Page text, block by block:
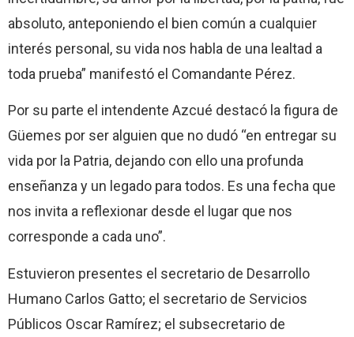
absoluto, anteponiendo el bien común a cualquier
interés personal, su vida nos habla de una lealtad a
toda prueba” manifestó el Comandante Pérez.
Por su parte el intendente Azcué destacó la figura de
Güemes por ser alguien que no dudó “en entregar su
vida por la Patria, dejando con ello una profunda
enseñanza y un legado para todos. Es una fecha que
nos invita a reflexionar desde el lugar que nos
corresponde a cada uno”.
Estuvieron presentes el secretario de Desarrollo
Humano Carlos Gatto; el secretario de Servicios
Públicos Oscar Ramírez; el subsecretario de